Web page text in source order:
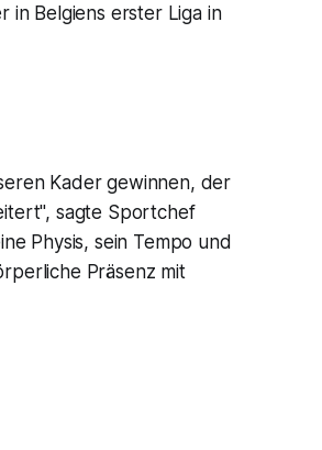
in Belgiens erster Liga in
Kader gewinnen, der
sagte Sportchef
Physis, sein Tempo und
Präsenz mit